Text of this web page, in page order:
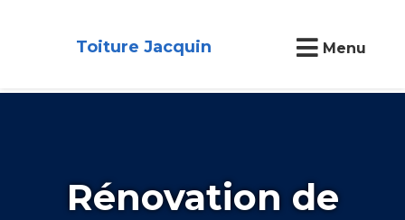
Toiture Jacquin Menu
Rénovation de